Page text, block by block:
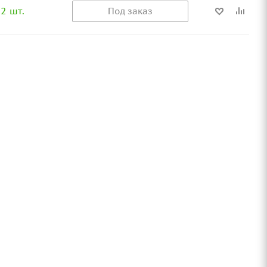
2 шт. Под заказ